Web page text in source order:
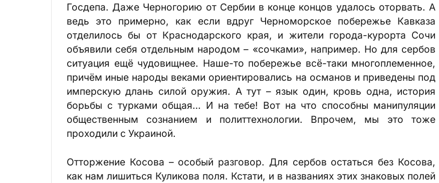
Госдепа. Даже Черногорию от Сербии в конце концов удалось оторвать. А
ведь это примерно, как если вдруг Черноморское побережье Кавказа
отделилось бы от Краснодарского края, и жители города-курорта Сочи
объявили себя отдельным народом – «сочками», например. Но для сербов
ситуация ещё чудовищнее. Наше-то побережье всё-таки многоплеменное,
причём иные народы веками ориентировались на османов и приведены под
имперскую длань силой оружия. А тут – язык один, кровь одна, история
борьбы с турками общая… И на тебе! Вот на что способны манипуляции
общественным сознанием и политтехнологии. Впрочем, мы это тоже
проходили с Украиной.
Отторжение Косова – особый разговор. Для сербов остаться без Косова,
как нам лишиться Куликова поля. Кстати, и в названиях этих знаковых полей